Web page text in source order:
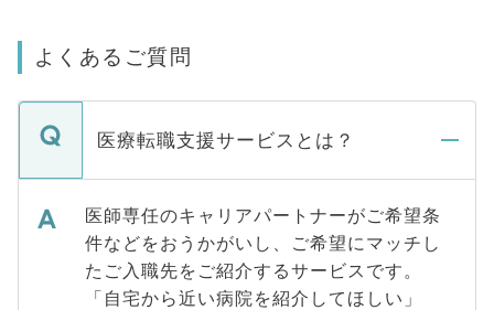
よくあるご質問
医療転職支援サービスとは？
医師専任のキャリアパートナーがご希望条
件などをおうかがいし、ご希望にマッチし
たご入職先をご紹介するサービスです。
「自宅から近い病院を紹介してほしい」